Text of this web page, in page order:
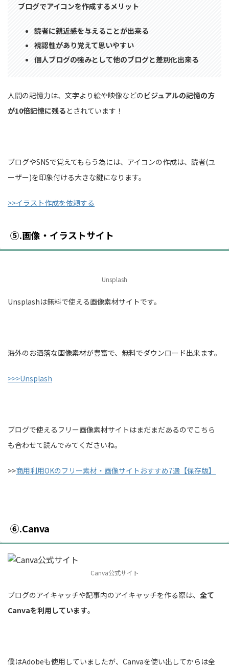
ブログでアイコンを作成するメリット
読者に親近感を与えることが出来る
視認性があり覚えて思いやすい
個人ブログの強みとして他のブログと差別化出来る
人間の記憶力は、文字より絵や映像などのビジュアルの記憶の方
が10倍記憶に残るとされています！
ブログやSNSで覚えてもらう為には、アイコンの作成は、読者(ユ
ーザー)を印象付ける大きな鍵になります。
>>イラスト作成を依頼する
⑤.画像・イラストサイト
Unsplash
Unsplashは無料で使える画像素材サイトです。
海外のお洒落な画像素材が豊富で、無料でダウンロード出来ます。
>>>Unsplash
ブログで使えるフリー画像素材サイトはまだまだあるのでこちら
も合わせて読んでみてくださいね。
>>商用利用OKのフリー素材・画像サイトおすすめ7選【保存版】
⑥.Canva
Canva公式サイト
ブログのアイキャッチや記事内のアイキャッチを作る際は、 全て
Canvaを利用しています。
僕はAdobeも使用していましたが、Canvaを使い出してからは全